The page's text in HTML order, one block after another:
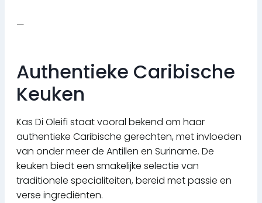
—
Authentieke Caribische
Keuken
Kas Di Oleifi staat vooral bekend om haar
authentieke Caribische gerechten, met invloeden
van onder meer de Antillen en Suriname. De
keuken biedt een smakelijke selectie van
traditionele specialiteiten, bereid met passie en
verse ingrediënten.